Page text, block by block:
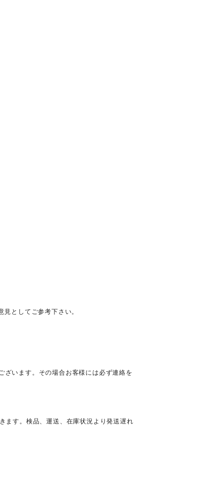
としてご参考下さい。
ざいます。その場合お客様には必ず連絡を
ます。検品、運送、在庫状況より発送遅れ